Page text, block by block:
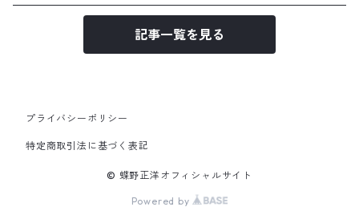
記事一覧を見る
プライバシーポリシー
特定商取引法に基づく表記
© 蝶野正洋オフィシャルサイト
Powered by